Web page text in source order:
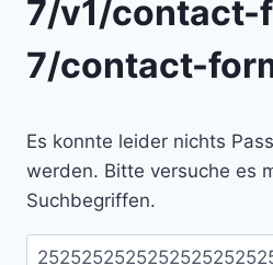
7/v1/contact-
7/contact-
Es konnte leider nichts
werden. Bitte versuche es
Suchbegriffen.
Suchen